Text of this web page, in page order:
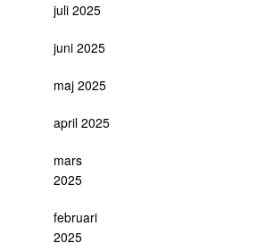
juli 2025
juni 2025
maj 2025
april 2025
mars
2025
februari
2025